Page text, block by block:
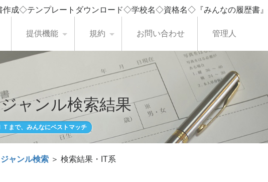
成◇テンプレートダウンロード◇学校名◇資格名◇『みんなの履歴書
提供機能 規約 お問い合わせ 管理人
ャンル検索結果
まで、みんなにベストマッチ
ャンル検索 ＞ 検索結果・IT系